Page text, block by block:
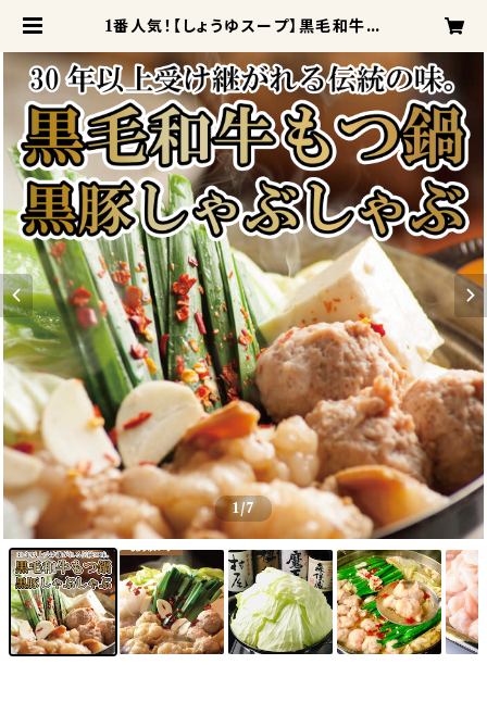
1番人気！【しょうゆスープ】黒毛和牛も
用黒豚バラ肉セット | もつ鍋 ほかけ
ふね
1/7